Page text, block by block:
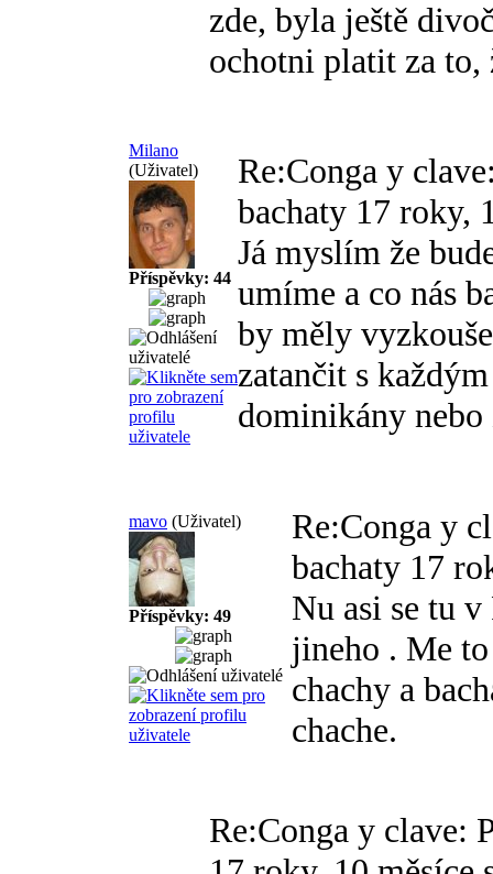
zde, byla ještě
ochotni platit za to,
Milano
(Uživatel)
Příspěvky: 44
Re:Conga y
bachaty 17 roky,
Já myslím že
umíme a co nás
by měly
zatančit s
dominikány nebo
mavo (Uživatel)
Příspěvky: 49
Re:Conga y
bachaty 17
Nu asi se tu
jineho . Me
chachy a
chache.
Re:Conga y clave: